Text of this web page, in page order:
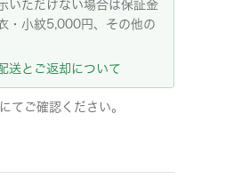
いただけない場合は保証金
・小紋5,000円、その他の
送とご返却について
てご確認ください。